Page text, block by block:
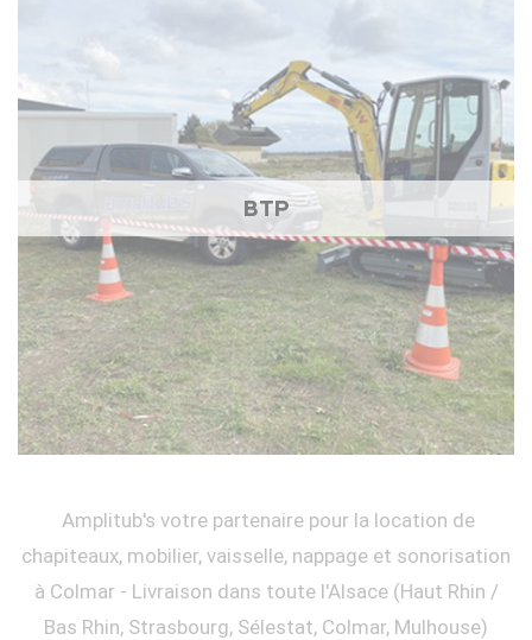
BTP
Amplitub's votre partenaire pour la location de
chapiteaux, mobilier, vaisselle, nappage et sonorisation
à Colmar - Livraison dans toute l'Alsace (Haut Rhin /
Bas Rhin, Strasbourg, Sélestat, Colmar, Mulhouse)